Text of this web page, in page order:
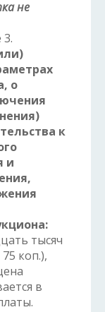
не
о
к
и
тысяч
коп.),
в